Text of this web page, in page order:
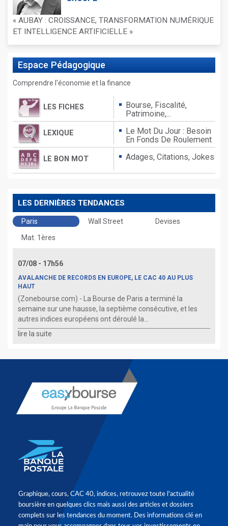
« AUBAY : CROISSANCE, TRANSFORMATION NUMÉRIQUE
ET INTELLIGENCE ARTIFICIELLE »
Espace Pédagogique
Comprendre l'économie et la finance
LES FICHES
Bourse, Fiscalité,
Patrimoine,...
LEXIQUE
Le Mot Du Jour : Besoin
En Fonds De Roulement
LE BON MOT Adages, Citations, Jokes
LES DERNIÈRES TENDANCES
Paris Wall Street
Devises
Mat. 1ères
07/08 - 17h56
AVALANCHE DE RECORDS EN EUROPE, LE CAC 40 AU PLUS
HAUT
(Zonebourse.com) - La Bourse de Paris a terminé la
semaine sur une hausse, la septième consécutive, et les
autres indices européens ont déroulé la...
lire la suite
Graphique, cours, CAC 40, indices, retrouvez toute l'actualité
boursière en quelques clics mais aussi des articles et dossiers
complets sur les tendances du moment. Des informations clé en